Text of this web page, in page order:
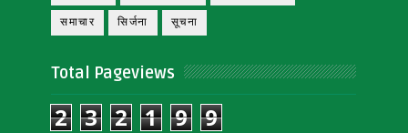
समाचार सिर्जना सूचना
Total Pageviews
2 3 2 1 9 9